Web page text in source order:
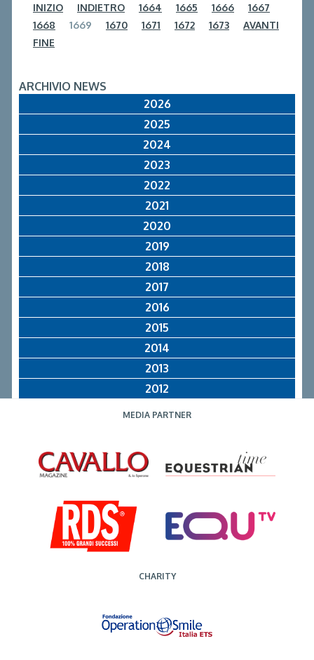
INIZIO
INDIETRO 1664 1665 1666
1667
1668
1669 1670 1671 1672 1673
AVANTI
FINE
ARCHIVIO NEWS
2026
2025
2024
2023
2022
2021
2020
2019
2018
2017
2016
2015
2014
2013
2012
MEDIA PARTNER
CHARITY